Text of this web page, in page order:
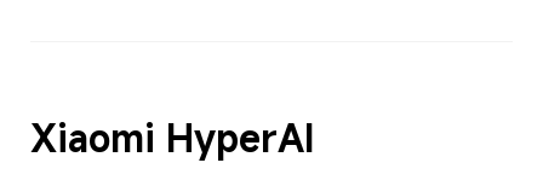
Xiaomi HyperAI